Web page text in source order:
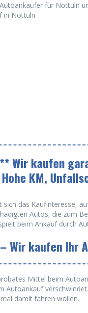
für Nottuln
in Nottuln.
** Wir kaufen
Hohe KM,
das Kaufinteresse,
Autos, die zum
beim Ankauf durch
Wir kaufen Ihr
Mittel beim
Autoankauf
damit fahren wollen.